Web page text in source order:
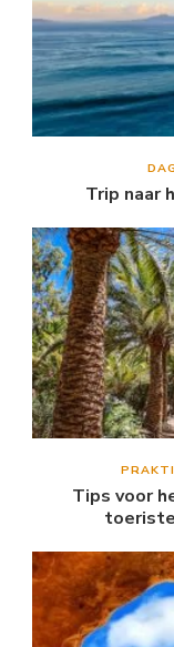
Trip naar
Tips voor